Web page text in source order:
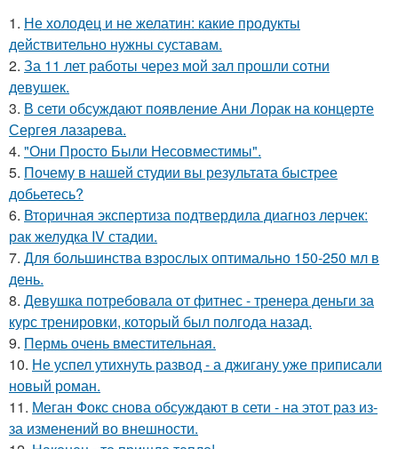
1. Не холодец и не желатин: какие продукты
действительно нужны суставам.
2. За 11 лет работы через мой зал прошли сотни
девушек.
3. В сети обсуждают появление Ани Лорак на концерте
Сергея лазарева.
4. "Они Просто Были Несовместимы".
5. Почему в нашей студии вы результата быстрее
добьетесь?
6. Вторичная экспертиза подтвердила диагноз лерчек:
рак желудка IV стадии.
7. Для большинства взрослых оптимально 150-250 мл в
день.
8. Девушка потребовала от фитнес - тренера деньги за
курс тренировки, который был полгода назад.
9. Пермь очень вместительная.
10. Не успел утихнуть развод - а джигану уже приписали
новый роман.
11. Меган Фокс снова обсуждают в сети - на этот раз из-
за изменений во внешности.